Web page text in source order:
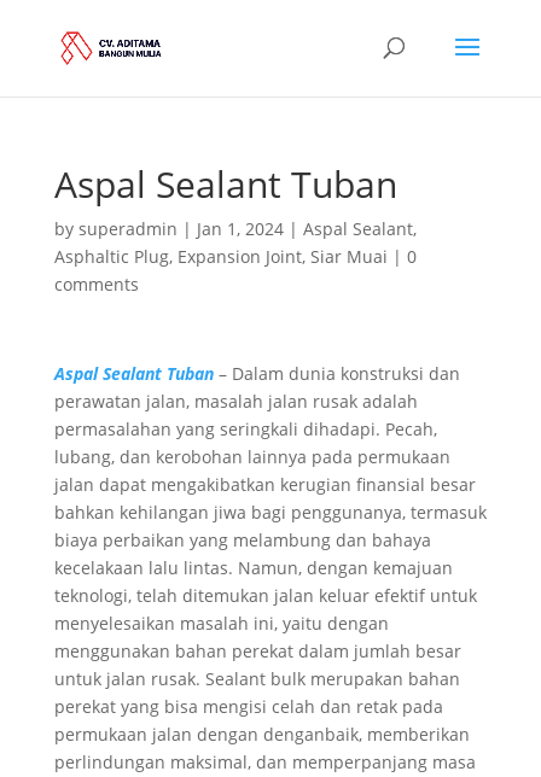
Aspal Sealant Tuban
by superadmin | Jan 1, 2024| Aspal Sealant,
Asphaltic Plug, Expansion Joint, Siar Muai | 0
comments
Aspal Sealant Tuban– Dalam dunia konstruksi dan
perawatan jalan, masalah jalan rusak adalah
permasalahan yang seringkali dihadapi. Pecah,
lubang, dan kerobohan lainnya pada permukaan
jalan dapat mengakibatkan kerugian finansial besar
bahkan kehilangan jiwa bagi penggunanya, termasuk
biaya perbaikan yang melambung dan bahaya
kecelakaan lalu lintas. Namun, dengan kemajuan
teknologi, telah ditemukan jalan keluar efektif untuk
menyelesaikan masalah ini, yaitu dengan
menggunakan bahan perekat dalam jumlah besar
untuk jalan rusak. Sealant bulk merupakan bahan
perekat yang bisa mengisi celah dan retak pada
permukaan jalan dengan denganbaik, memberikan
perlindungan maksimal, dan memperpanjang masa